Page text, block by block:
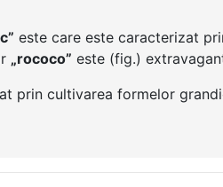
este care este caracterizat
„rococo” este (fig.)
prin cultivarea formelor